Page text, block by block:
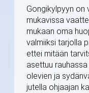
Gongikylpyyn on
mukavissa
mukaan oma
valmiiksi tarjolla
ettei mitään
asettuu
olevien ja
jutella ohjaajan